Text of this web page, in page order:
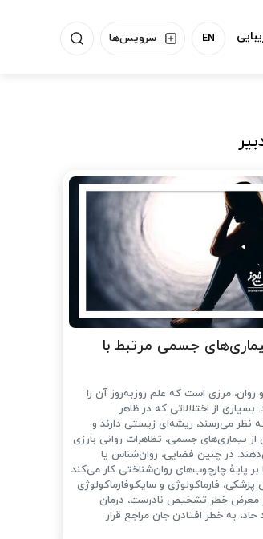
سرویس‌ها EN
جسمی مرتبط با
مرزی است که علم روزبه‌روز آن را
از اختلالاتی که در ظاهر
نظر می‌رسند، ریشه‌ای زیستی دارند و
بیماری‌های جسمی، تظاهرات روانی بارزی
در چنین فضایی، روان‌شناس یا
پایهٔ چارچوب‌های روان‌شناختی کار می‌کند
فارماکولوژی و سایکوفارماکولوژی
معرض خطر تشخیص نادرست، درمان
حاد، به خطر افتادن جان مراجع قرار